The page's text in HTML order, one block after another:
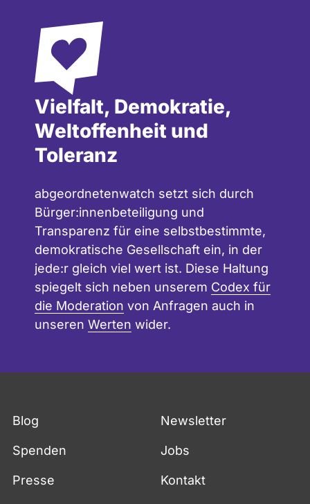
Vielfalt, Demokratie,
Weltoffenheit und
Toleranz
abgeordnetenwatch setzt sich durch
Bürger:innenbeteiligung und
Transparenz für eine selbstbestimmte,
demokratische Gesellschaft ein, in der
jede:r gleich viel wert ist. Diese Haltung
spiegelt sich neben unserem Codex für
die Moderation von Anfragen auch in
unseren Werten wider.
Blog Newsletter
Spenden Jobs
Presse Kontakt